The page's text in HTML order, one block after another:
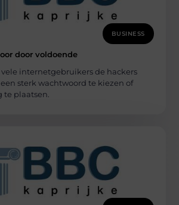
BUSINESS
door voldoende
internetgebruikers de hackers
sterk wachtwoord te kiezen of
plaatsen.